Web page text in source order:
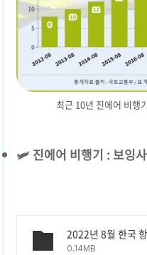
최근 10년 진에어 비
🛩️ 진에어 비행기 : 보잉
0.14MB